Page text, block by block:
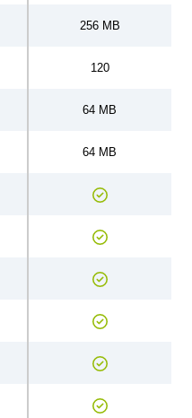
256 MB
120
64 MB
64 MB